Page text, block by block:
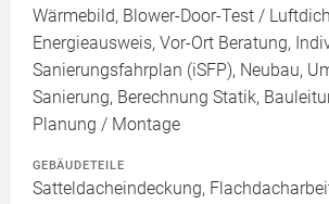
Wärmebild, Blower-Door-Test /
Energieausweis, Vor-Ort Beratung,
Sanierungsfahrplan (iSFP), Neubau,
Sanierung, Berechnung Statik,
Planung / Montage
GEBÄUDETEILE
Satteldacheindeckung,